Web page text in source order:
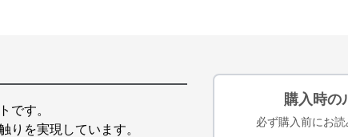
です。
りを実現しています。
購入時の
必ず購入前にお読